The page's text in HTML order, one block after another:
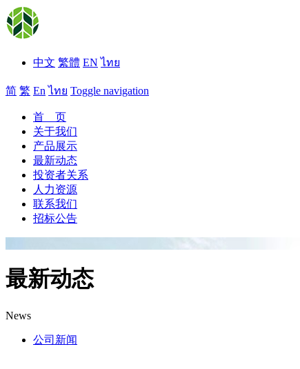
中文 繁體 EN ไทย
简 繁 En ไทย Toggle navigation
首 页
关于我们
产品展示
最新动态
投资者关系
人力资源
联系我们
招标公告
最新动态
News
公司新闻